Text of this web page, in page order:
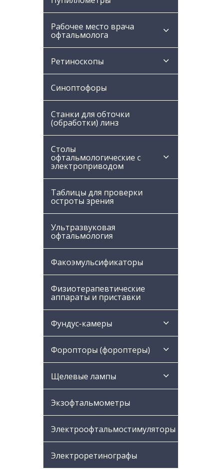
Рабочее место врача
офтальмолога
Ретиноскопы
Синоптофоры
Станки для обточки
(обработки) линз
Столы
офтальмологические с
электроприводом
Таблицы для проверки
остроты зрения
Ультразвуковая
офтальмология
Факоэмульсификаторы
Физиотерапевтические
аппараты и приставки
Фундус-камеры
Форопторы (фороптеры)
Щелевые лампы
Экзофтальмометры
Электроофтальмостимуляторы
Электроретинографы